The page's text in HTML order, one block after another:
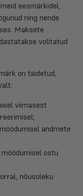
eesmärkidel,
ning nende
Maksete
volitatud
on täidetud,
viimasest
andmete
ostu
nõusoleku